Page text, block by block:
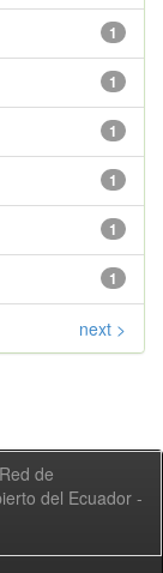
1
1
1
1
1
1
next >
de
del Ecuador -